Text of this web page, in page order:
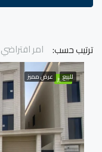
ترتيب حسب: امر افتراضي
مميز
للبيع عرض مميز